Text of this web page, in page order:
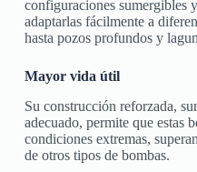
configuraciones sumergibles
adaptarlas fácilmente a
hasta pozos profundos y
Mayor vida útil
Su construcción reforzada,
adecuado, permite que estas
condiciones extremas,
de otros tipos de bombas.